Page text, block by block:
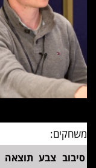
משחקים:
סיבוב צבע תוצאה